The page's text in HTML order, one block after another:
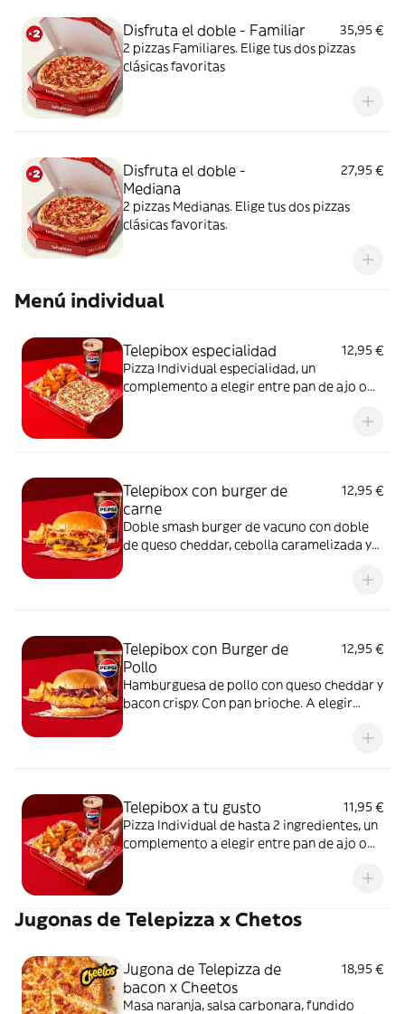
Disfruta el doble - Familiar
35,95 €
2 pizzas Familiares. Elige tus dos pizzas
clásicas favoritas
Disfruta el doble -
Mediana
27,95 €
2 pizzas Medianas. Elige tus dos pizzas
clásicas favoritas.
Menú individual
Telepibox especialidad
12,95 €
Pizza Individual especialidad, un
complemento a elegir entre pan de ajo o
Telepibox con burger de
carne
12,95 €
Doble smash burger de vacuno con doble
de queso cheddar, cebolla caramelizada y
Telepibox con Burger de
Pollo
12,95 €
Hamburguesa de pollo con queso cheddar y
bacon crispy. Con pan brioche. A elegir
Acompañada de una ración de patatas gajo
Telepibox a tu gusto
11,95 €
Pizza Individual de hasta 2 ingredientes, un
complemento a elegir entre pan de ajo o
Jugonas de Telepizza x Chetos
Jugona de Telepizza de
bacon x Cheetos
18,95 €
Masa naranja, salsa carbonara, fundido